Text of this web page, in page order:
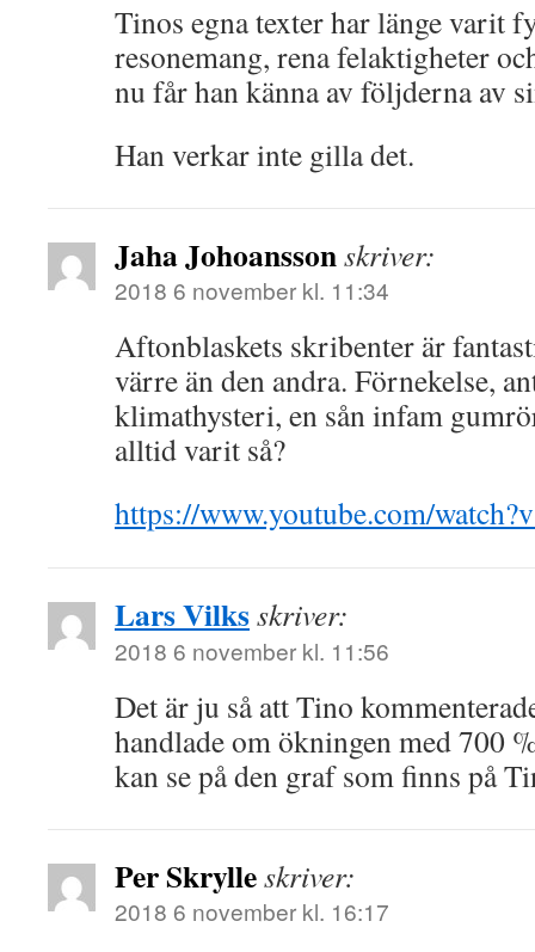
Tinos egna texter har länge varit
resonemang, rena felaktigheter
nu får han känna av följderna av
Han verkar inte gilla det.
Jaha Johoanssonskriver:
2018 6 november kl. 11:34
Aftonblaskets skribenter är
värre än den andra. Förnekelse,
klimathysteri, en sån infam
alltid varit så?
https://www.youtube.com/
Lars Vilksskriver:
2018 6 november kl. 11:56
Det är ju så att Tino
handlade om ökningen med 700
kan se på den graf som finns på
Per Skrylleskriver:
2018 6 november kl. 16:17